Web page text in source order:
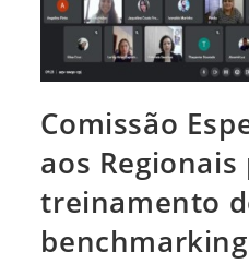
Comissão
aos
treinamento
benchmarking